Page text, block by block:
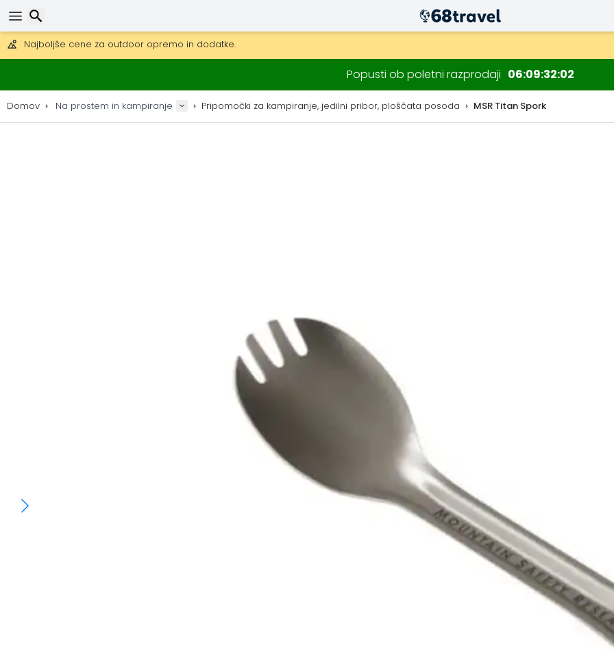
Na voljo je tudi DHL Express čez noč.
30 dni za vračilo, 90 dni za lesene zemljevide in dekoracije.
Najboljše cene za outdoor opremo in dodatke.
Popusti ob poletni razprodaji 06093201
Domov Na prostem in kampiranje Pripomočki za kampiranje, jedilni pribor, ploščata posoda MSR Titan Spork